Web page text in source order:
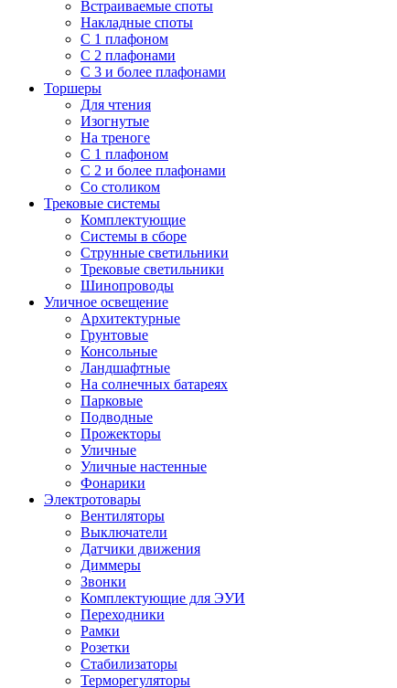
Встраиваемые споты
Накладные споты
С 1 плафоном
С 2 плафонами
С 3 и более плафонами
Торшеры
Для чтения
Изогнутые
На треноге
С 1 плафоном
С 2 и более плафонами
Со столиком
Трековые системы
Комплектующие
Системы в сборе
Струнные светильники
Трековые светильники
Шинопроводы
Уличное освещение
Архитектурные
Грунтовые
Консольные
Ландшафтные
На солнечных батареях
Парковые
Подводные
Прожекторы
Уличные
Уличные настенные
Фонарики
Электротовары
Вентиляторы
Выключатели
Датчики движения
Диммеры
Звонки
Комплектующие для ЭУИ
Переходники
Рамки
Розетки
Стабилизаторы
Терморегуляторы